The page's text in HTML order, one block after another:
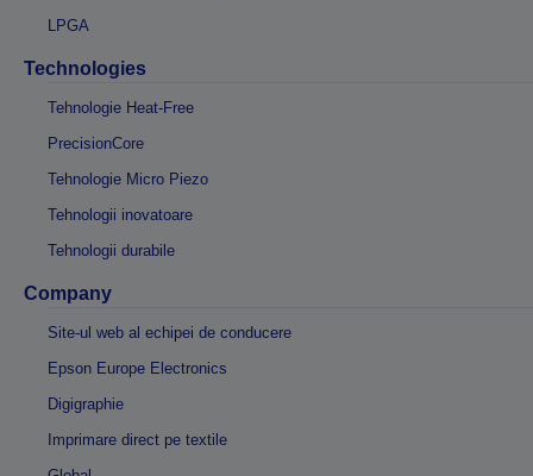
LPGA
Technologies
Tehnologie Heat-Free
PrecisionCore
Tehnologie Micro Piezo
Tehnologii inovatoare
Tehnologii durabile
Company
Site-ul web al echipei de conducere
Epson Europe Electronics
Digigraphie
Imprimare direct pe textile